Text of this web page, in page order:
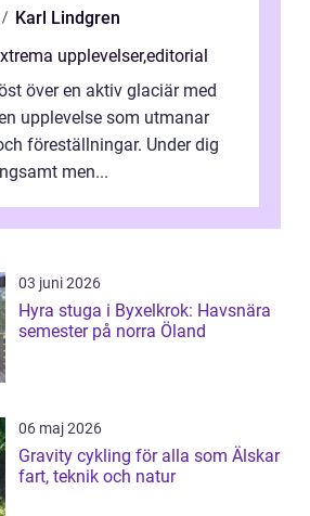
Karl Lindgren
upplevelser,editorial
över en aktiv glaciär med
upplevelse som utmanar
föreställningar. Under dig
men...
03 juni 2026
Hyra stuga i Byxelkrok: Havsnära
semester på norra Öland
06 maj 2026
Gravity cykling för alla som Älskar
fart, teknik och natur